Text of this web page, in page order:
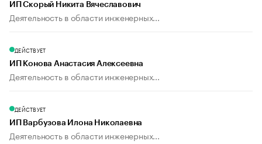
ИП Скорый Никита Вячеславович
Деятельность в области инженерных...
ДЕЙСТВУЕТ
ИП Конова Анастасия Алексеевна
Деятельность в области инженерных...
ДЕЙСТВУЕТ
ИП Варбузова Илона Николаевна
Деятельность в области инженерных...